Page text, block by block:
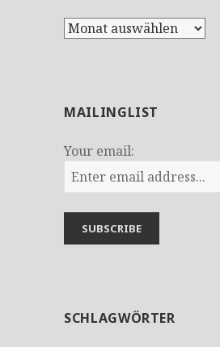
A
i
MAILINGLIST
Your email:
SCHLAGWÖRTER